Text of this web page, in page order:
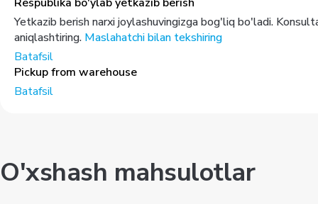
Yetkazib berish narxi joylashuvingizga bog'liq bo'ladi.
aniqlashtiring. Maslahatchi bilan tekshiring
Batafsil
Pickup from warehouse
Batafsil
O'xshash mahsulotlar